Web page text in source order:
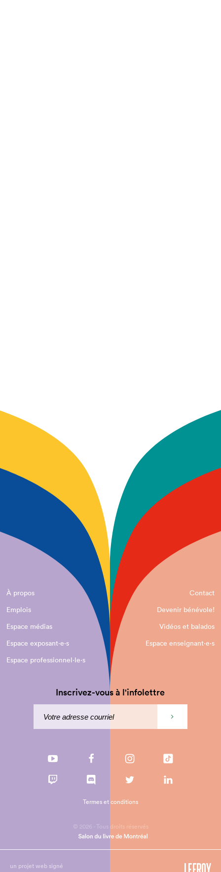
À propos
Contact
Emplois
Devenir bénévole!
Espace médias
Vidéos et balados
Espace exposant·e⋅s
Espace enseignant·e⋅s
Espace professionnel·le⋅s
Inscrivez-vous à l'infolettre
© 2026 - Tous droits réservés
Termes et conditions
un projet web signé